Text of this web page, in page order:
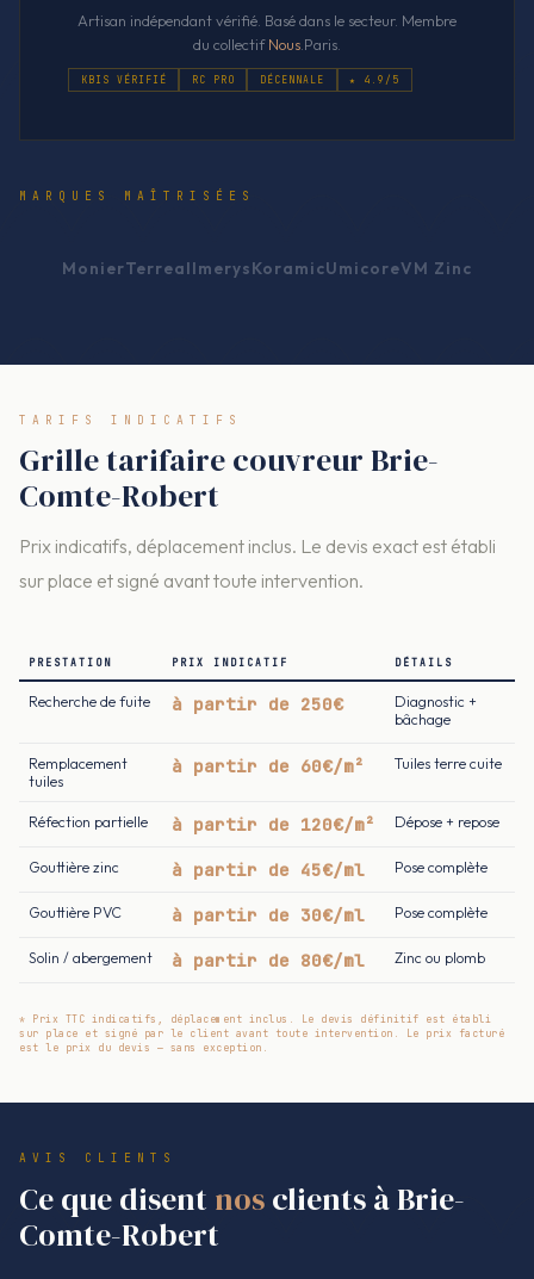
Artisan indépendant vérifié. Basé dans le secteur. Membre
du collectifNous .Paris.
KBIS VÉRIFIÉ RC PRO DÉCENNALE ★ 4.9/5
MARQUES MAÎTRISÉES
MonierTerrealImerysKoramicUmicoreVM Zinc
TARIFS INDICATIFS
Grille tarifaire couvreur Brie-
Comte-Robert
Prix indicatifs, déplacement inclus. Le devis exact est établi
sur place et signé avant toute intervention.
PRESTATION PRIX INDICATIF DÉTAILS
Recherche de fuite à partir de 250€
Diagnostic +
bâchage
Remplacement
tuiles
à partir de 60€/m² Tuiles terre cuite
Réfection partielle à partir de 120€/m² Dépose + repose
Gouttière zinc à partir de 45€/ml Pose complète
Gouttière PVC à partir de 30€/ml Pose complète
Solin / abergement à partir de 80€/ml Zinc ou plomb
* Prix TTC indicatifs, déplacement inclus. Le devis définitif est établi
sur place et signé par le client avant toute intervention. Le prix facturé
est le prix du devis — sans exception.
AVIS CLIENTS
Ce que disent nosclients à Brie-
Comte-Robert